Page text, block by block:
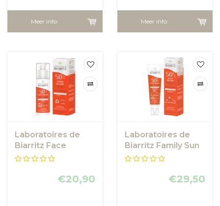
Meer info Meer info
Laboratoires de
Biarritz Face
Sunscreen SPF50
€20,90
Laboratoires de
Biarritz Family Sun
Spray SPF50+
€29,50